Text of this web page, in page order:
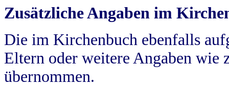
Zusätzliche Angaben im
Die im Kirchenbuch ebenfalls
Eltern oder weitere Angaben wie
übernommen.